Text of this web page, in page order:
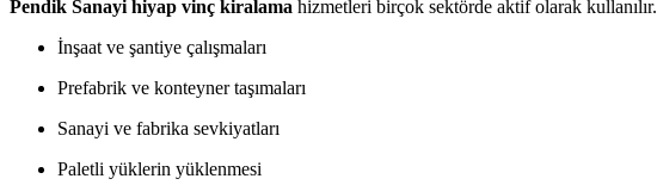
Pendik Sanayi hiyap vinç kiralama hizmetleri birçok sektörde aktif olarak kullanılır.
İnşaat ve şantiye çalışmaları
Prefabrik ve konteyner taşımaları
Sanayi ve fabrika sevkiyatları
Paletli yüklerin yüklenmesi